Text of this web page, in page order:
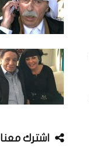
اشترك معنا